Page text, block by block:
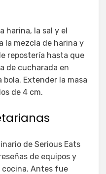
harina, la sal y el
la mezcla de harina y
repostería hasta que
de cucharada en
Extender la masa
de 4 cm.
de Serious Eats
de equipos y
cocina. Antes fue